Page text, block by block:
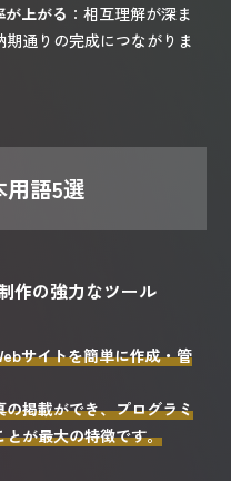
上がる ：相互理解が深ま
通りの完成につながりま
語5選
作の強力なツール
サイトを簡単に作成・管
掲載ができ、プログラミ
が最大の特徴です。